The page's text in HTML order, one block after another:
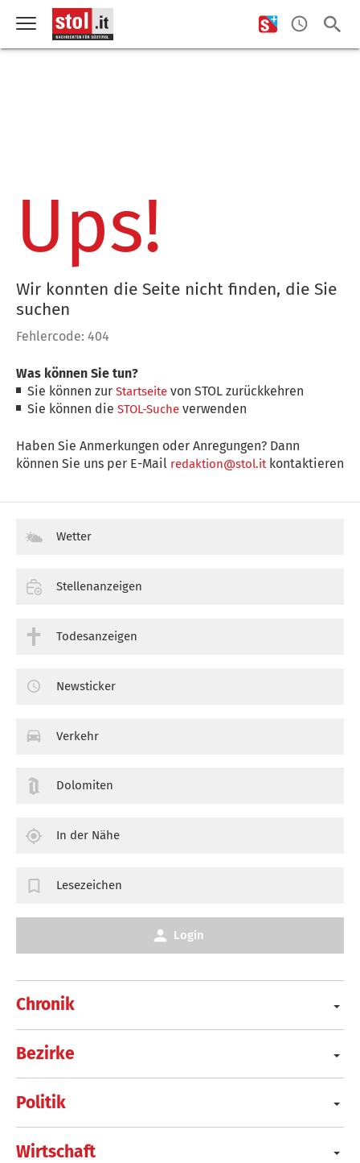
Ups!
Wir konnten die Seite nicht finden, die Sie
suchen
Fehlercode: 404
Was können Sie tun?
Sie können zurStartseite von STOL zurückkehren
Sie können dieSTOL-Suche verwenden
Haben Sie Anmerkungen oder Anregungen? Dann
können Sie uns per E-Mail redaktion@stol.itkontaktieren
Chronik
Bezirke
Politik
Wirtschaft
Wetter
Stellenanzeigen
Todesanzeigen
Newsticker
Verkehr
Dolomiten
In der Nähe
Lesezeichen
Login